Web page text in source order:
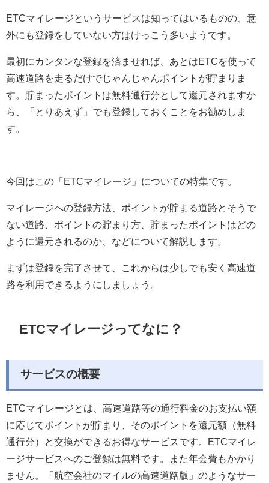
ETCマイレージというサービスは知ってはいるものの、意
外にも登録をしていない方はけっこう多いようです。
最初にカンタンな登録を済ませれば、あとはETCを使って
高速道路を走るだけでじゃんじゃんポイントが貯まりま
す。貯まったポイントは無料通行分として還元されますか
ら、「とりあえず」でも登録しておくことをお勧めしま
す。
今回はこの「ETCマイレージ」についての特集です。
マイレージへの登録方法、ポイントが貯まる道路とそうで
ない道路、ポイントの貯まり方、貯まったポイントはどの
ように還元されるのか、などについて解説します。
まずは登録を完了させて、これからは少しでも安く高速道
路を利用できるようにしましょう。
ETCマイレージってなに？
サービスの概要
ETCマイレージとは 、高速道路等の通行料金のお支払い額
に応じてポイントが貯まり、そのポイントを還元額（無料
通行分）と交換ができるお得なサービスです。ETCマイレ
ージサービスへのご登録は無料です。
また年会費もかかり
ません。「航空会社のマイルの高速道路版」のようなサー